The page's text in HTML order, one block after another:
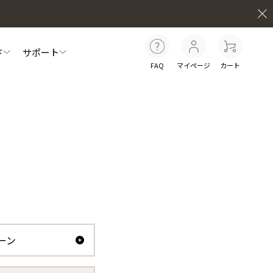
やわらぐクッションブラシ
サポート
FAQ マイページ カート
ン